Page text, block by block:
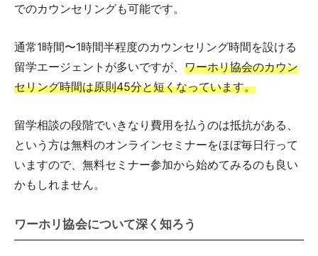
でのカウンセリングも可能です。
通常1時間〜1時間半程度のカウンセリング時間を設ける
留学エージェントが多いですが、 ワーホリ協会のカウン
セリング時間は原則45分と短くなっています。
留学相談の段階でいきなり費用を払うのは抵抗がある、
という方は無料のオンラインセミナーをほぼ毎日行って
いますので、無料セミナー参加から始めてみるのも良い
かもしれません。
ワーホリ協会について深く知ろう